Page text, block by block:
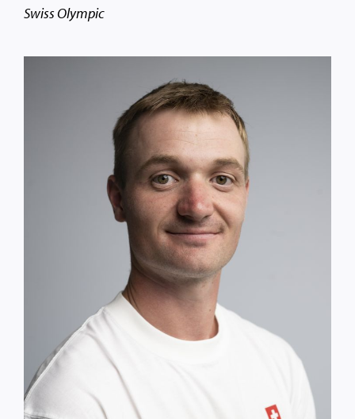
Swiss Olympic